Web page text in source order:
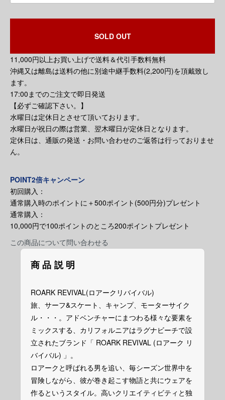
SOLD OUT
11,000円以上お買い上げで送料＆代引手数料無料
沖縄又は離島は送料の他に別途中継手数料(2,200円)を頂戴致し
ます。
17:00までのご注文で即日発送
【必ずご確認下さい。】
水曜日は定休日とさせて頂いております。
水曜日が祝日の際は営業、翌木曜日が定休日となります。
定休日は、通販の発送・お問い合わせのご返答は行っておりませ
ん。
POINT2倍キャンペーン
初回購入：
通常購入時のポイントに＋500ポイント(500円分)プレゼント
通常購入：
10,000円で100ポイントのところ200ポイントプレゼント
この商品について問い合わせる
商品説明
ROARK REVIVAL(ロアークリバイバル)
旅、サーフ&スケート、キャンプ、モーターサイク
ル・・・。アドベンチャーにまつわる様々な要素を
ミックスする、カリフォルニアはラグナビーチで設
立されたブランド「 ROARK REVIVAL (ロアーク リ
バイバル) 」。
ロアークと呼ばれる男を追い、毎シーズン世界中を
冒険しながら、彼が巻き起こす物語と共にウェアを
作るというスタイル。高いクリエイティビティと独